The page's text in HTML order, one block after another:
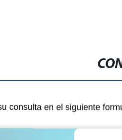
consulta en el siguiente